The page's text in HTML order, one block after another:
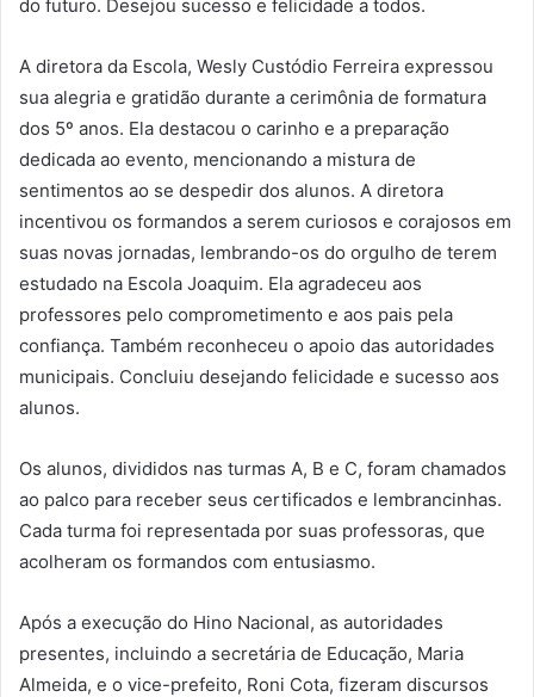
do futuro. Desejou sucesso e felicidade a todos.
A diretora da Escola, Wesly Custódio Ferreira expressou
sua alegria e gratidão durante a cerimônia de formatura
dos 5º anos. Ela destacou o carinho e a preparação
dedicada ao evento, mencionando a mistura de
sentimentos ao se despedir dos alunos. A diretora
incentivou os formandos a serem curiosos e corajosos em
suas novas jornadas, lembrando-os do orgulho de terem
estudado na Escola Joaquim. Ela agradeceu aos
professores pelo comprometimento e aos pais pela
confiança. Também reconheceu o apoio das autoridades
municipais. Concluiu desejando felicidade e sucesso aos
alunos.
Os alunos, divididos nas turmas A, B e C, foram chamados
ao palco para receber seus certificados e lembrancinhas.
Cada turma foi representada por suas professoras, que
acolheram os formandos com entusiasmo.
Após a execução do Hino Nacional, as autoridades
presentes, incluindo a secretária de Educação, Maria
Almeida, e o vice-prefeito, Roni Cota, fizeram discursos